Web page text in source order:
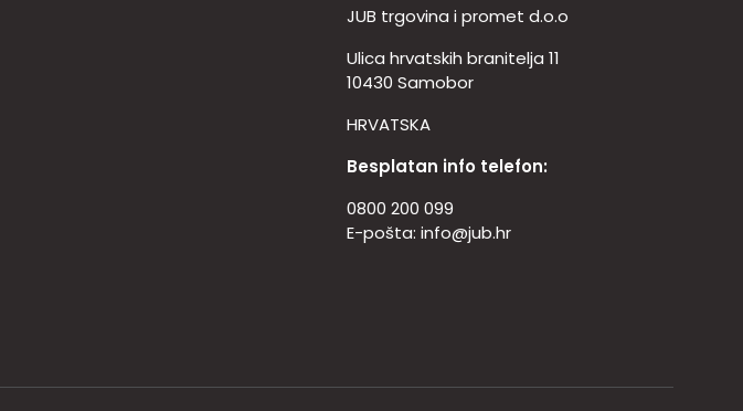
JUB trgovina i promet d.o.o
Ulica hrvatskih branitelja 11
10430 Samobor
HRVATSKA
Besplatan info telefon:
0800 200 099
E-pošta: info@jub.hr